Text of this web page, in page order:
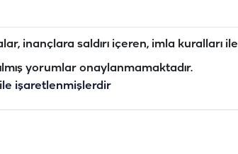
inançlara saldırı içeren, imla kuralları ile
yorumlar onaylanmamaktadır.
ile işaretlenmişlerdir